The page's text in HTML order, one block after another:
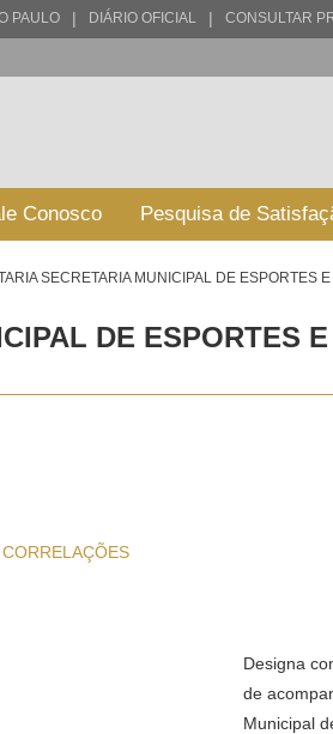
PAULO | DIÁRIO OFICIAL | CONSULTAR
Conosco Pesquisa de
SECRETARIA MUNICIPAL DE ESPORTES
DE ESPORTES
CORRELAÇÕES
Designa
de
Municipal